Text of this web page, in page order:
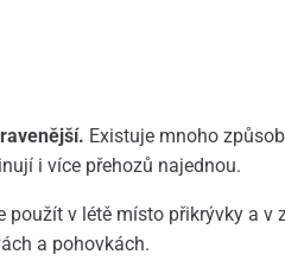
Existuje mnoho
i více přehozů najednou.
v létě místo přikrývky a v
a pohovkách.